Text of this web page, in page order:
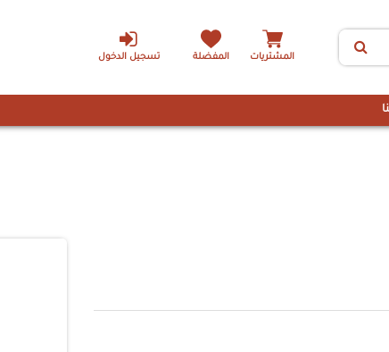
تسجيل الدخول المشتريات المفضلة